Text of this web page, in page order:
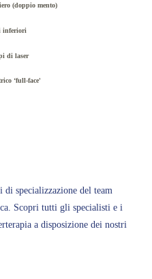
(doppio mento)
inferiori
di laser
‘full-face'
specializzazione del team
Scopri tutti gli specialisti e i
a disposizione dei nostri